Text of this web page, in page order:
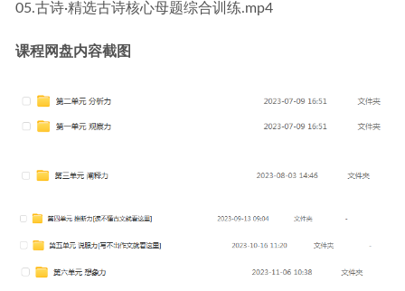
05.古诗·精选古诗核心母题综合训练.mp4
课程网盘内容截图